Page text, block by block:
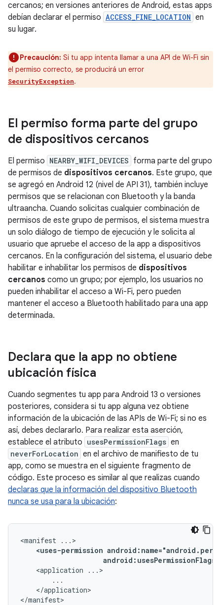
cercanos; en versiones anteriores de Android, estas apps
debían declarar el permiso ACCESS_FINE_LOCATION en
su lugar.
Precaución: Si tu app intenta llamar a una API de Wi-Fi sin
el permiso correcto, se producirá un error
SecurityException.
El permiso forma parte del grupo
de dispositivos cercanos
El permiso NEARBY_WIFI_DEVICES forma parte del grupo
de permisos de dispositivos cercanos. Este grupo, que
se agregó en Android 12 (nivel de API 31), también incluye
permisos que se relacionan con Bluetooth y la banda
ultraancha. Cuando solicitas cualquier combinación de
permisos de este grupo de permisos, el sistema muestra
un solo diálogo de tiempo de ejecución y le solicita al
usuario que apruebe el acceso de la app a dispositivos
cercanos. En la configuración del sistema, el usuario debe
habilitar e inhabilitar los permisos de dispositivos
cercanos como un grupo; por ejemplo, los usuarios no
pueden inhabilitar el acceso a Wi-Fi, pero pueden
mantener el acceso a Bluetooth habilitado para una app
determinada.
Declara que la app no obtiene
ubicación física
Cuando segmentes tu app para Android 13 o versiones
posteriores, considera si tu app alguna vez obtiene
información de la ubicación de las APIs de Wi-Fi; si no es
así, debes declararlo. Para realizar esta aserción,
establece el atributo usesPermissionFlags en
neverForLocation en el archivo de manifiesto de tu
app, como se muestra en el siguiente fragmento de
código. Este proceso es similar al que realizas cuando
declaras que la información del dispositivo Bluetooth
nunca se usa para la ubicación:
<manifest
<uses-permission
<application
</application>
</manifest>